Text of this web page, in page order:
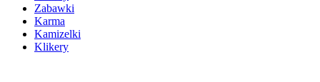
Zabawki
Karma
Kamizelki
Klikery